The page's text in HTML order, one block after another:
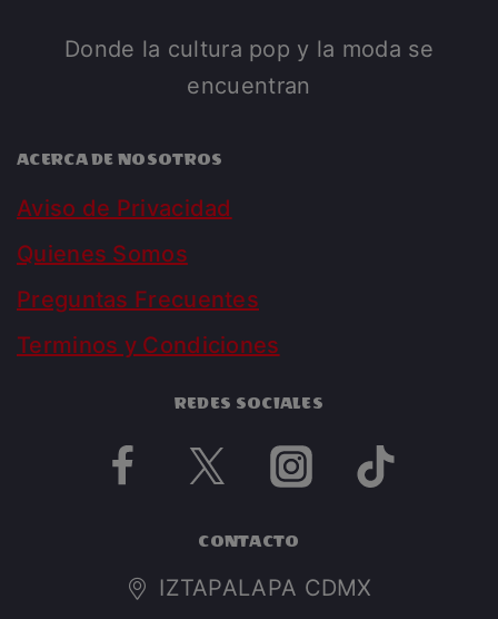
Donde la cultura pop y la moda se
encuentran
ACERCA DE NOSOTROS
Aviso de Privacidad
Quienes Somos
Preguntas Frecuentes
Terminos y Condiciones
REDES SOCIALES
CONTACTO
IZTAPALAPA CDMX